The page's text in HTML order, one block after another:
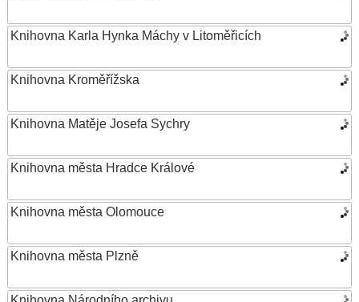
Knihovna Karla Hynka Máchy v Litoměřicích
Knihovna Kroměřížska
Knihovna Matěje Josefa Sychry
Knihovna města Hradce Králové
Knihovna města Olomouce
Knihovna města Plzně